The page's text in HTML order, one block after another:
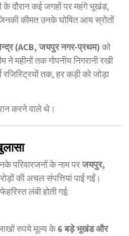
के दौरान कई जगहों पर महंगे भूखंड,
कीमत उनके घोषित आय स्रोतों
(ACB, जयपुर नगर-प्रथम)को
ने महीनों तक गोपनीय निगरानी रखी
तक, हर कड़ी को जोड़ा
करने वाले थे।
परिवारजनों के नाम परजयपुर,
की अचल संपत्तियां पाई गईं।
लंबी होती गई:
रुपये मूल्य के6 बड़े भूखंड और